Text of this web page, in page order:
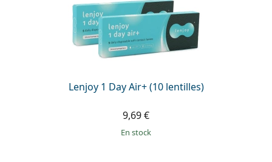
Lenjoy 1 Day Air+ (10 lentilles)
9,69 €
en stock